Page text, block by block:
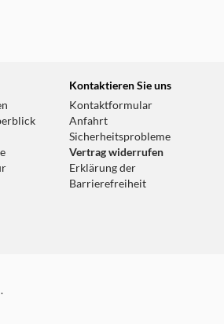
Kontaktieren Sie uns
Kontaktformular
Anfahrt
Sicherheitsprobleme
Vertrag widerrufen
Erklärung der
Barrierefreiheit